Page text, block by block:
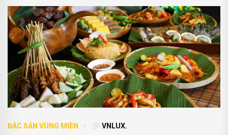
ĐẶC SẢN VÙNG MIỀN VNLUX.